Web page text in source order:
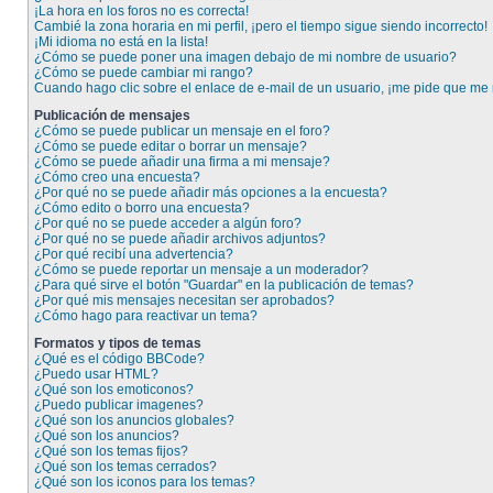
¡La hora en los foros no es correcta!
Cambié la zona horaria en mi perfil, ¡pero el tiempo sigue siendo incorrecto!
¡Mi idioma no está en la lista!
¿Cómo se puede poner una imagen debajo de mi nombre de usuario?
¿Cómo se puede cambiar mi rango?
Cuando hago clic sobre el enlace de e-mail de un usuario, ¡me pide que me
Publicación de mensajes
¿Cómo se puede publicar un mensaje en el foro?
¿Cómo se puede editar o borrar un mensaje?
¿Cómo se puede añadir una firma a mi mensaje?
¿Cómo creo una encuesta?
¿Por qué no se puede añadir más opciones a la encuesta?
¿Cómo edito o borro una encuesta?
¿Por qué no se puede acceder a algún foro?
¿Por qué no se puede añadir archivos adjuntos?
¿Por qué recibí una advertencia?
¿Cómo se puede reportar un mensaje a un moderador?
¿Para qué sirve el botón "Guardar" en la publicación de temas?
¿Por qué mis mensajes necesitan ser aprobados?
¿Cómo hago para reactivar un tema?
Formatos y tipos de temas
¿Qué es el código BBCode?
¿Puedo usar HTML?
¿Qué son los emoticonos?
¿Puedo publicar imagenes?
¿Qué son los anuncios globales?
¿Qué son los anuncios?
¿Qué son los temas fijos?
¿Qué son los temas cerrados?
¿Qué son los iconos para los temas?